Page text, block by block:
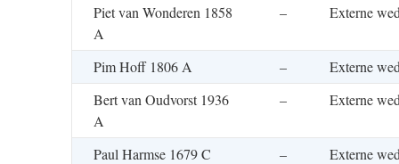
Piet van Wonderen 1858
A
– Externe
Pim Hoff 1806 A –
Externe
Bert van Oudvorst 1936
A
– Externe
Paul Harmse 1679 C –
Externe